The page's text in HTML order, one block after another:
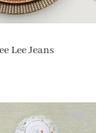
Lee Jeans